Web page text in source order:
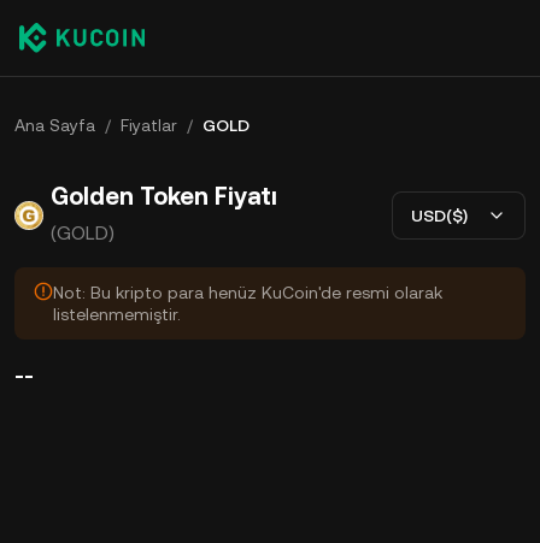
Ana Sayfa / Fiyatlar / GOLD
Golden Token Fiyatı
(GOLD)
USD($)
Not: Bu kripto para henüz KuCoin'de resmi olarak
listelenmemiştir.
--